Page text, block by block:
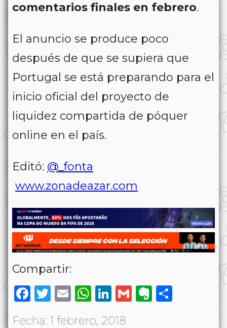
comentarios finales en febrero.
El anuncio se produce poco
después de que se supiera que
Portugal se está preparando para el
inicio oficial del proyecto de
liquidez compartida de póquer
online en el país.
Editó: @_fonta
www.zonadeazar.com
Compartir:
Facebook
Twitter
EmailWhatsApp
LinkedIn
GmailEvernote
Fecha: 1 febrero, 2018